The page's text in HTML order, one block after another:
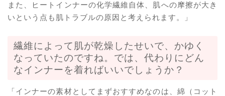
また、ヒートインナーの化学繊維自体、肌への摩擦が大き
いという点も肌トラブルの原因と考えられます。」
繊維によって肌が乾燥したせいで、かゆく
なっていたのですね。では、代わりにどん
なインナーを着ればいいでしょうか？
「インナーの素材としてまずおすすめなのは、綿（コット